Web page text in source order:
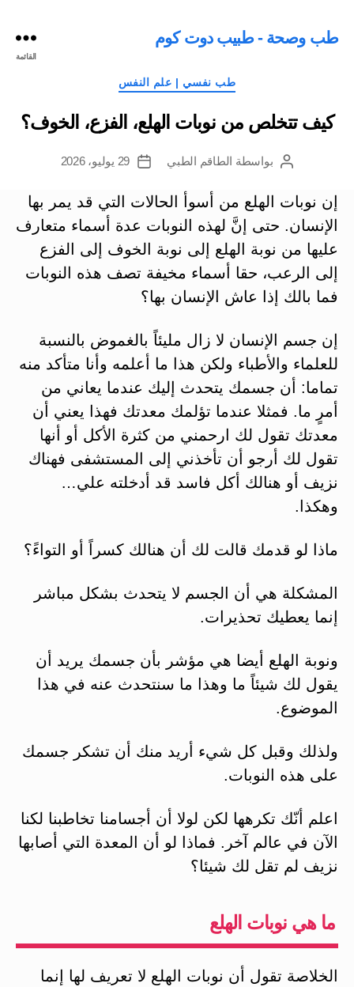
طب وصحة - طبيب دوت كوم
القائمة
التصنيفات
طب نفسي | علم النفس
كيف تتخلص من نوبات الهلع، الفزع، الخوف؟
كاتببواسطة الطاقم الطبي
تاريخ
29 يوليو، 2026
إن نوبات الهلع من أسوأ الحالات التي قد يمر بها
الإنسان. حتى إنَّ لهذه النوبات عدة أسماء متعارف
عليها من نوبة الهلع إلى نوبة الخوف إلى الفزع
إلى الرعب، حقا أسماء مخيفة تصف هذه النوبات
فما بالك إذا عاش الإنسان بها؟
إن جسم الإنسان لا زال مليئاً بالغموض بالنسبة
للعلماء والأطباء ولكن هذا ما أعلمه وأنا متأكد منه
تماما: أن جسمك يتحدث إليك عندما يعاني من
أمرٍ ما. فمثلا عندما تؤلمك معدتك فهذا يعني أن
معدتك تقول لك ارحمني من كثرة الأكل أو أنها
تقول لك أرجو أن تأخذني إلى المستشفى فهناك
نزيف أو هنالك أكل فاسد قد أدخلته علي…
وهكذا.
ماذا لو قدمك قالت لك أن هنالك كسراً أو التواءً؟
المشكلة هي أن الجسم لا يتحدث بشكل مباشر
إنما يعطيك تحذيرات.
ونوبة الهلع أيضا هي مؤشر بأن جسمك يريد أن
يقول لك شيئاً ما وهذا ما سنتحدث عنه في هذا
الموضوع.
ولذلك وقبل كل شيء أريد منك أن تشكر جسمك
على هذه النوبات.
اعلم أنّك تكرهها لكن لولا أن أجسامنا تخاطبنا لكنا
الآن في عالم آخر. فماذا لو أن المعدة التي أصابها
نزيف لم تقل لك شيئا؟
ما هي نوبات الهلع
الخلاصة تقول أن نوبات الهلع لا تعريف لها إنما